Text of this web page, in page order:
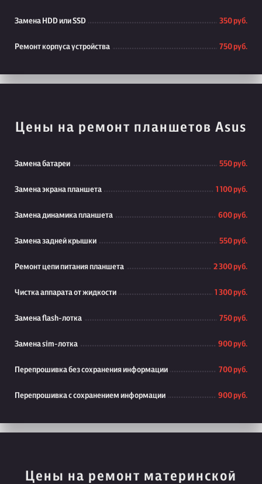
Замена HDD или SSD 350 руб.
Ремонт корпуса устройства 750 руб.
Цены на ремонт планшетов Asus
Замена батареи 550 руб.
Замена экрана планшета 1 100 руб.
Замена динамика планшета 600 руб.
Замена задней крышки 550 руб.
Ремонт цепи питания планшета 2 300 руб.
Чистка аппарата от жидкости 1 300 руб.
Замена flash-лотка 750 руб.
Замена sim-лотка 900 руб.
Перепрошивка без сохранения информации 700 руб.
Перепрошивка с сохранением информации 900 руб.
Цены на ремонт материнской